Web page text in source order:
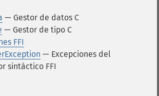
— Gestor de datos C
— Gestor de tipo C
FFI
— Excepciones del
sintáctico FFI